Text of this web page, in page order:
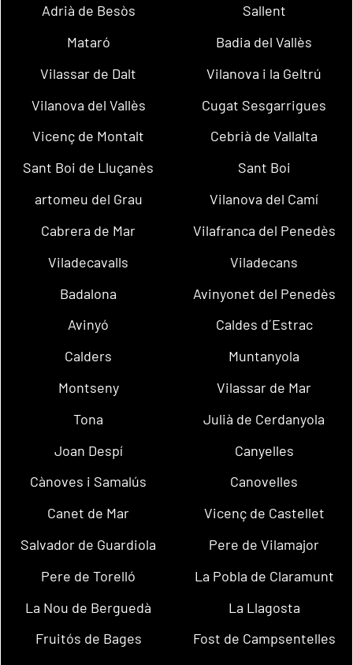
Adrià de Besòs
Sallent
Mataró
Badia del Vallès
Vilassar de Dalt
Vilanova i la Geltrú
Vilanova del Vallès
Cugat Sesgarrigues
Vicenç de Montalt
Cebrià de Vallalta
Sant Boi de Lluçanès
Sant Boi
artomeu del Grau
Vilanova del Camí
Cabrera de Mar
Vilafranca del Penedès
Viladecavalls
Viladecans
Badalona
Avinyonet del Penedès
Avinyó
Caldes d´Estrac
Calders
Muntanyola
Montseny
Vilassar de Mar
Tona
Julià de Cerdanyola
Joan Despí
Canyelles
Cànoves i Samalús
Canovelles
Canet de Mar
Vicenç de Castellet
Salvador de Guardiola
Pere de Vilamajor
Pere de Torelló
La Pobla de Claramunt
La Nou de Berguedà
La Llagosta
Fruitós de Bages
Fost de Campsentelles